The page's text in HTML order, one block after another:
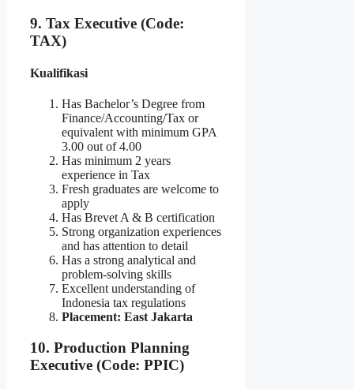
9. Tax Executive (Code:
TAX)
Kualifikasi
Has Bachelor’s Degree from
Finance/Accounting/Tax or
equivalent with minimum GPA
3.00 out of 4.00
Has minimum 2 years
experience in Tax
Fresh graduates are welcome to
apply
Has Brevet A & B certification
Strong organization experiences
and has attention to detail
Has a strong analytical and
problem-solving skills
Excellent understanding of
Indonesia tax regulations
Placement: East Jakarta
10. Production Planning
Executive (Code: PPIC)